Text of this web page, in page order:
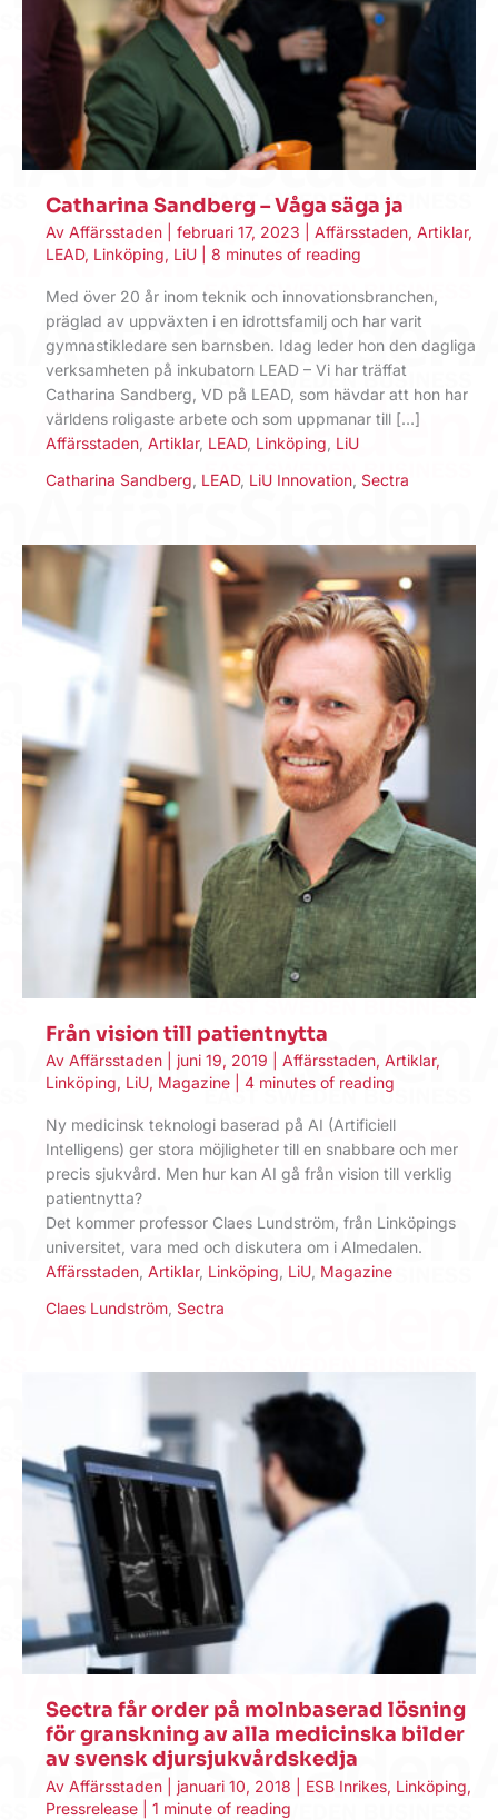
Catharina Sandberg – Våga säga ja
Av Affärsstaden februari 17, 2023 Affärsstaden, Artiklar,
LEAD, Linköping, LiU 8 minutes of reading
Med över 20 år inom teknik och innovations­branchen,
präglad av uppväxten i en idrottsfamilj och har varit
gymnastikledare sen barnsben. Idag leder hon den dagliga
verksamheten på inkubatorn LEAD – Vi har träffat
Catharina Sandberg, VD på LEAD, som hävdar att hon har
världens roligaste arbete och som uppmanar till […]
Affärsstaden Artiklar, LEAD, Linköping LiU
Catharina Sandberg, LEAD, LiU Innovation, Sectra
Från vision till patientnytta
Av Affärsstaden juni 19, 2019 Affärsstaden, Artiklar,
Linköping, LiU, Magazine 4 minutes of reading
Ny medicinsk teknologi baserad på AI (Artificiell
Intelligens) ger stora möjligheter till en snabbare och mer
precis sjukvård. Men hur kan AI gå från vision till verklig
patientnytta?
Det kommer professor Claes Lundström, från Linköpings
universitet, vara med och diskutera om i Almedalen.
Affärsstaden Artiklar, Linköping LiU Magazine
Claes Lundström Sectra
Sectra får order på molnbaserad lösning
för granskning av alla medicinska bilder
av svensk djursjukvårdskedja
Av Affärsstaden januari 10, 2018 ESB Inrikes, Linköping,
Pressrelease
1 minute of reading